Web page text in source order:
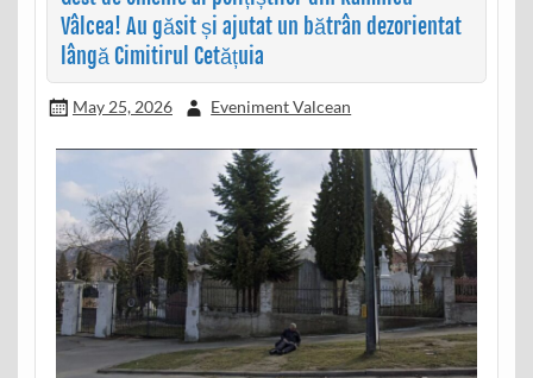
Vâlcea! Au găsit și ajutat un bătrân dezorientat
lângă Cimitirul Cetățuia
May 25, 2026 Eveniment Valcean